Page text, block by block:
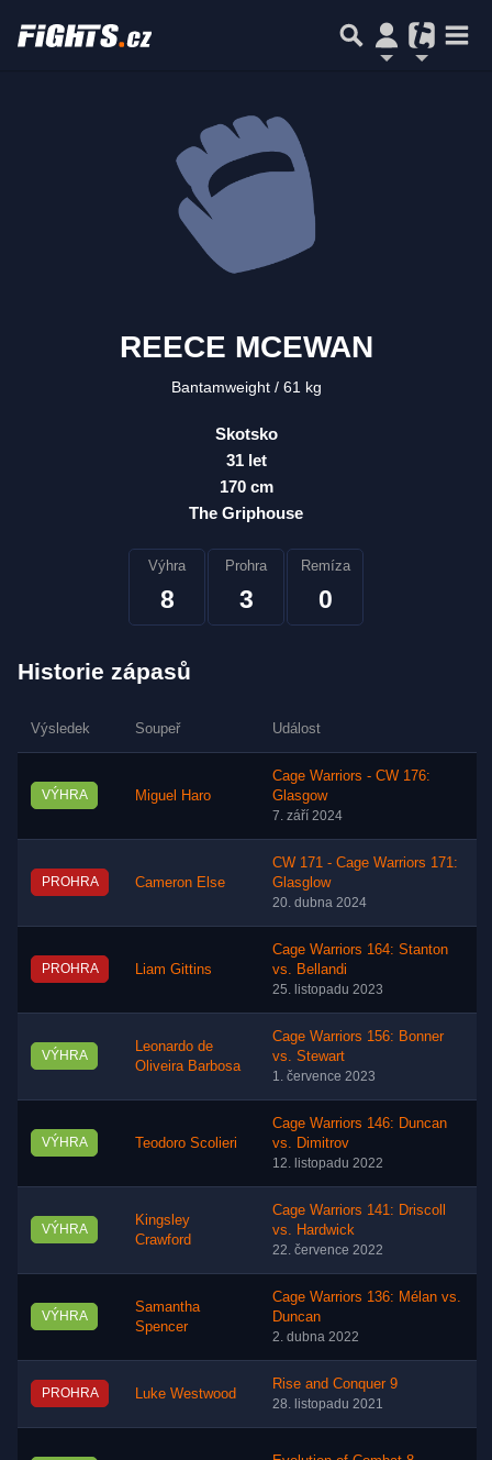
REECE MCEWAN
Bantamweight 61 kg
Skotsko
31 let
170 cm
The Griphouse
Výhra
8
Prohra
3
Remíza
0
Historie zápasů
Výsledek Soupeř Událost
VÝHRA Miguel Haro
Cage Warriors - CW 176:
Glasgow
7. září 2024
PROHRA Cameron Else
CW 171 - Cage Warriors 171:
Glasglow
20. dubna 2024
PROHRA Liam Gittins
Cage Warriors 164: Stanton
vs. Bellandi
25. listopadu 2023
VÝHRA
Leonardo de
Oliveira Barbosa
Cage Warriors 156: Bonner
vs. Stewart
1. července 2023
VÝHRA Teodoro Scolieri
Cage Warriors 146: Duncan
vs. Dimitrov
12. listopadu 2022
VÝHRA
Kingsley
Crawford
Cage Warriors 141: Driscoll
vs. Hardwick
22. července 2022
VÝHRA
Samantha
Spencer
Cage Warriors 136: Mélan vs.
Duncan
2. dubna 2022
PROHRA Luke Westwood
Rise and Conquer 9
28. listopadu 2021